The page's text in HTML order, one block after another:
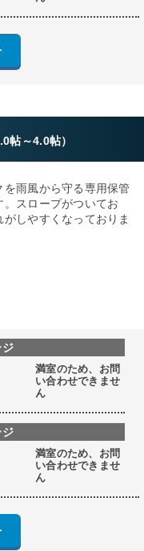
帖～4.0帖）
を雨風から守る専用保管
。スロープがついてお
がしやすくなっておりま
ジ
満室のため、お問
い合わせできませ
ん
ジ
満室のため、お問
い合わせできませ
ん